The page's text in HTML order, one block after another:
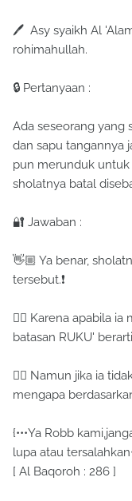
🖊 Asy syaikh Al
rohimahullah.
🔒 Pertanyaan :
Ada seseorang yang
dan sapu tangannya
pun merunduk untuk
sholatnya batal
🔐 Jawaban :
👋🏼 Ya benar,
tersebut.❗
☝🏻 Karena apabila
batasan RUKU'
👉🏼 Namun jika ia
mengapa
{•••Ya Robb
lupa atau
[ Al Baqoroh : 286 ]